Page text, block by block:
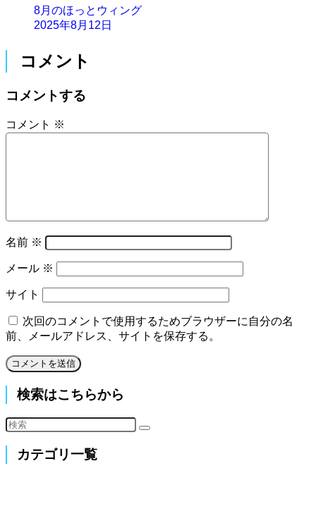
8月のほっとウィング
2025年8月12日
コメント
コメントする
コメント ※
名前 ※
メール ※
サイト
次回のコメントで使用するためブラウザーに自分の名
前、メールアドレス、サイトを保存する。
検索はこちらから
カテゴリ一覧